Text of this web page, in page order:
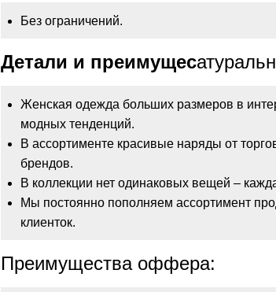
Без ограничений.
Детали и преимущес
Женская одежда больших размеров в
модных тенденций.
В ассортименте красивые наряды от
брендов.
В коллекции нет одинаковых вещей –
Мы постоянно пополняем ассортимент
клиенток.
Преимущества оффера: